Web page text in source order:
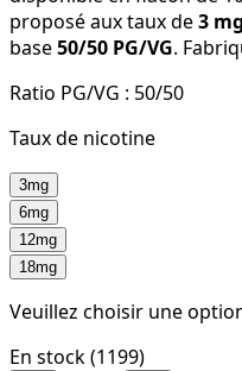
proposé aux taux de3
base50/50 PG/VG.
Ratio PG/VG : 50/50
Taux de nicotine
3mg
6mg
12mg
18mg
Veuillez choisir une
En stock (1199)